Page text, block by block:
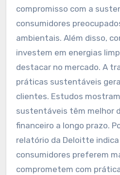
compromisso com a
consumidores
ambientais. Além disso,
investem em energias
destacar no mercado. A
práticas sustentáveis
clientes. Estudos
sustentáveis têm melhor
financeiro a longo prazo.
relatório da Deloitte indica
consumidores preferem
comprometem com